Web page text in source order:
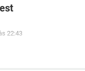
22:43